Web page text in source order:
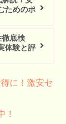
ためのポ
底検
体験と評
に！激安セ
！